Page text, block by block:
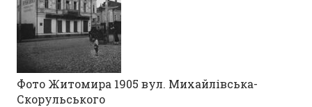
Фото Житомира 1905 вул. Михайлівська-
Скорульського